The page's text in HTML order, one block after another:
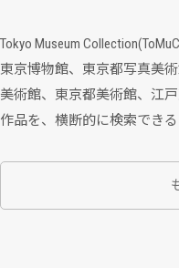
Tokyo Museum
東京博物館、東京都写真美
美術館、東京都美術館、江
作品を、横断的に検索できる